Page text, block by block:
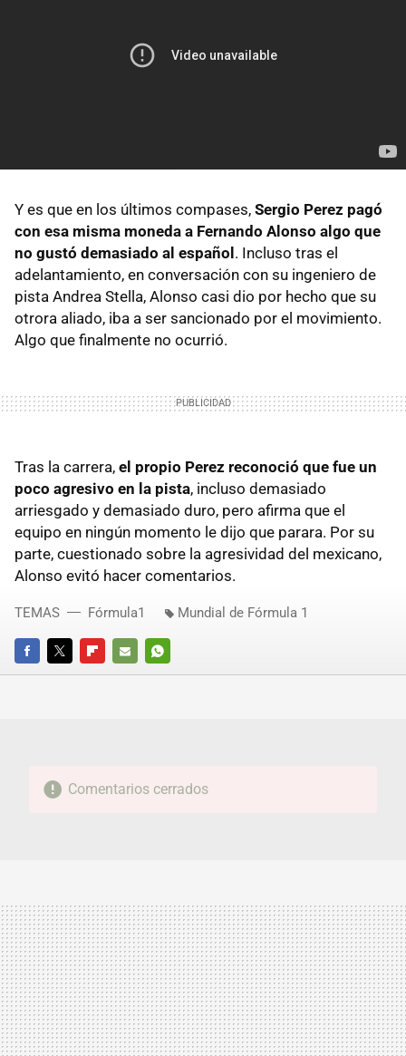
Y es que en los últimos compases, Sergio Perez pagó
con esa misma moneda a Fernando Alonso algo que
no gustó demasiado al español. Incluso tras el
adelantamiento, en conversación con su ingeniero de
pista Andrea Stella, Alonso casi dio por hecho que su
otrora aliado, iba a ser sancionado por el movimiento.
Algo que finalmente no ocurrió.
Tras la carrera, el propio Perez reconoció que fue un
poco agresivo en la pista, incluso demasiado
arriesgado y demasiado duro, pero afirma que el
equipo en ningún momento le dijo que parara. Por su
parte, cuestionado sobre la agresividad del mexicano,
Alonso evitó hacer comentarios.
FACEBOOKTWITTERFLIPBOARD
E-
WHATSAPP
TEMAS Fórmula1 Mundial de Fórmula 1
Comentarios cerrados